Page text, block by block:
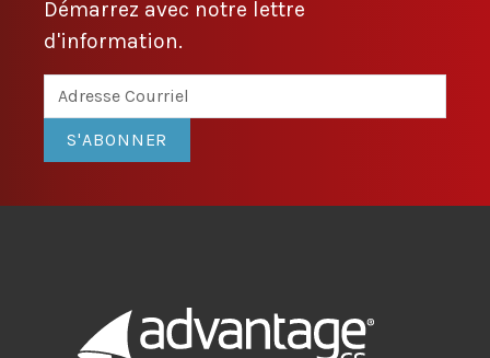
Démarrez avec notre lettre
d'information.
S'ABONNER